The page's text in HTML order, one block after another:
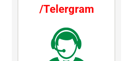
/Telergram